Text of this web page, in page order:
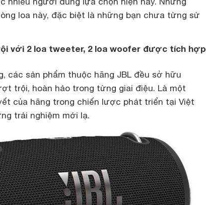
loa này, đặc biệt là những bạn chưa từng sử
với 2 loa tweeter, 2 loa woofer được tích hợp
các sản phẩm thuộc hãng JBL đều sở hữu
trội, hoàn hảo trong từng giai điệu. Là một
của hãng trong chiến lược phát triển tại Việt
trải nghiệm mới lạ.